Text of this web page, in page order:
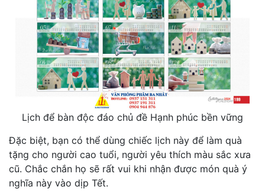
Lịch để bàn độc đáo chủ đề Hạnh phúc bền vững
Đặc biệt, bạn có thể dùng chiếc lịch này để làm quà
tặng cho người cao tuổi, người yêu thích màu sắc xưa
cũ. Chắc chắn họ sẽ rất vui khi nhận được món quà ý
nghĩa này vào dịp Tết.